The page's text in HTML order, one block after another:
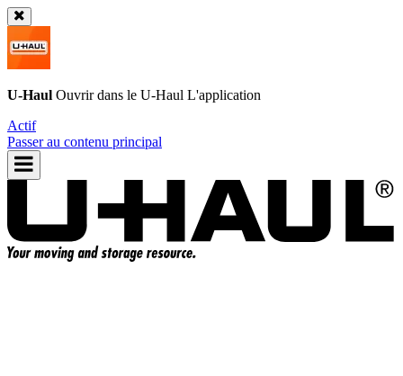
U-Haul Ouvrir dans le U-Haul L'application
Actif
Passer au contenu principal